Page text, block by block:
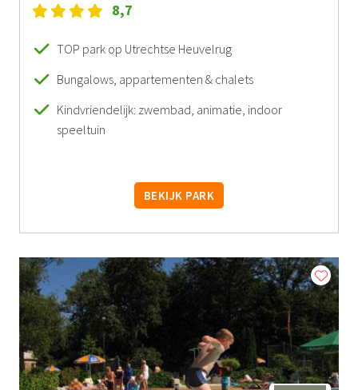
8,7
TOP park op Utrechtse Heuvelrug
Bungalows, appartementen & chalets
Kindvriendelijk: zwembad, animatie, indoor
speeltuin
BEKIJK PARK